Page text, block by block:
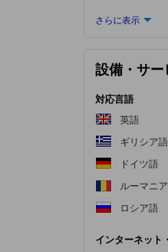
くつろぎをお約
や紅茶を淹れる
淹れたての極上
敵な夜を気軽に
(Adults Only)
はいかがでしょ
さらに表示
設備・サー
対応言語
英語
ギリシア語
ドイツ語
ルーマニ
ロシア語
インターネット